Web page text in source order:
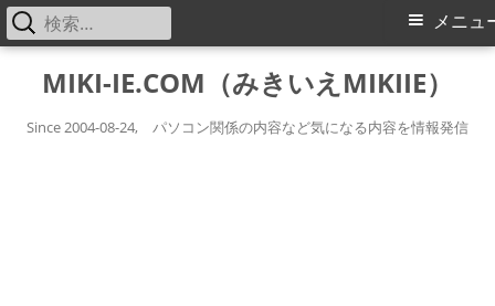
MIKI-IE.COM（みきいえMIKIIE）
Since 2004-08-24, パソコン関係の内容など気になる内容を情報発信
メ
メニュ
検
索: